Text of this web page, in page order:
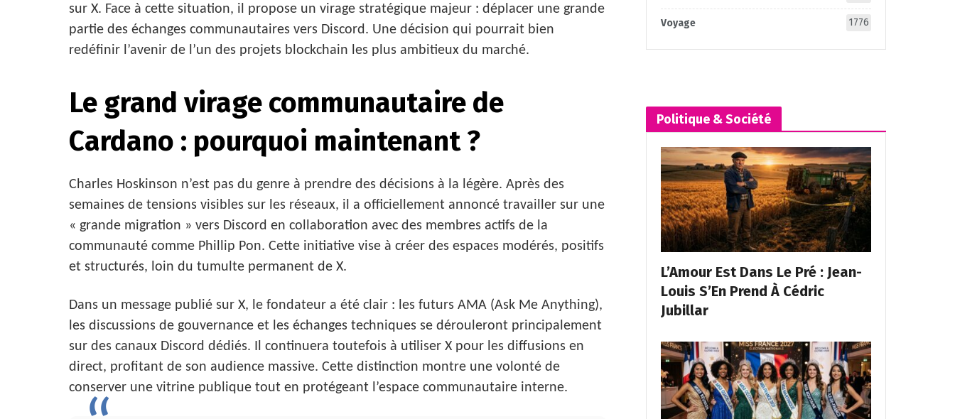
sur X. Face à cette situation, il propose un virage stratégique majeur : déplacer une grande
partie des échanges communautaires vers Discord. Une décision qui pourrait bien
redéfinir l’avenir de l’un des projets blockchain les plus ambitieux du marché.
Le grand virage communautaire de
Cardano : pourquoi maintenant ?
Charles Hoskinson n’est pas du genre à prendre des décisions à la légère. Après des
semaines de tensions visibles sur les réseaux, il a officiellement annoncé travailler sur une
« grande migration » vers Discord en collaboration avec des membres actifs de la
communauté comme Phillip Pon. Cette initiative vise à créer des espaces modérés, positifs
et structurés, loin du tumulte permanent de X.
Dans un message publié sur X, le fondateur a été clair : les futurs AMA (Ask Me Anything),
les discussions de gouvernance et les échanges techniques se dérouleront principalement
sur des canaux Discord dédiés. Il continuera toutefois à utiliser X pour les diffusions en
direct, profitant de son audience massive. Cette distinction montre une volonté de
conserver une vitrine publique tout en protégeant l’espace communautaire interne.
Voyage 1776
Politique & Société
L’Amour Est Dans Le Pré : Jean-
Louis S’En Prend À Cédric
Jubillar